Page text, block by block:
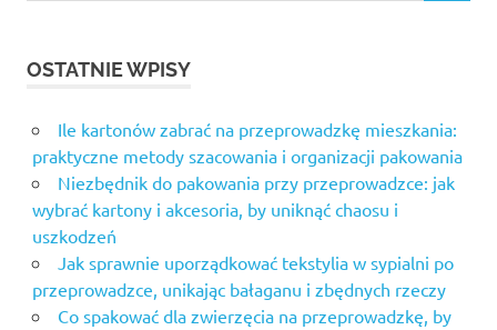
OSTATNIE WPISY
Ile kartonów zabrać na przeprowadzkę mieszkania:
praktyczne metody szacowania i organizacji pakowania
Niezbędnik do pakowania przy przeprowadzce: jak
wybrać kartony i akcesoria, by uniknąć chaosu i
uszkodzeń
Jak sprawnie uporządkować tekstylia w sypialni po
przeprowadzce, unikając bałaganu i zbędnych rzeczy
Co spakować dla zwierzęcia na przeprowadzkę, by